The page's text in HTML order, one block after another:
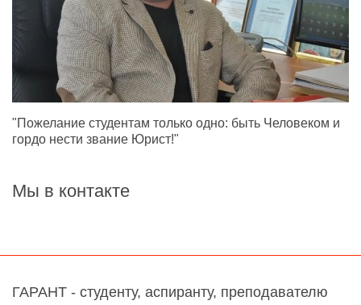
"Пожелание студентам только одно: быть Человеком и
гордо нести звание Юрист!"
Мы в контакте
ГАРАНТ - студенту, аспиранту, преподавателю